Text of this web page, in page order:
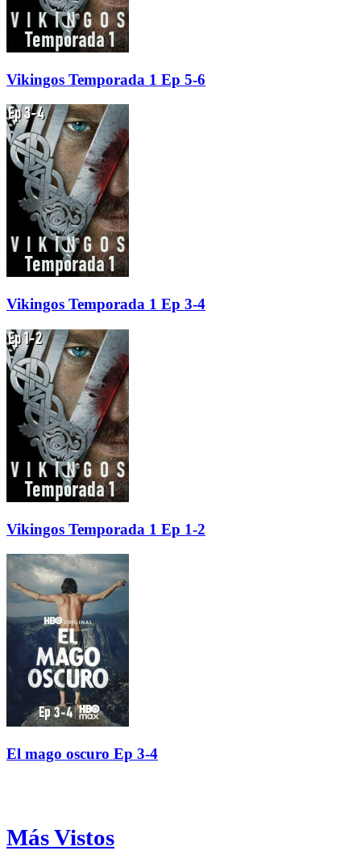
Vikingos Temporada 1 Ep 5-6
Vikingos Temporada 1 Ep 3-4
Vikingos Temporada 1 Ep 1-2
El mago oscuro Ep 3-4
Más Vistos